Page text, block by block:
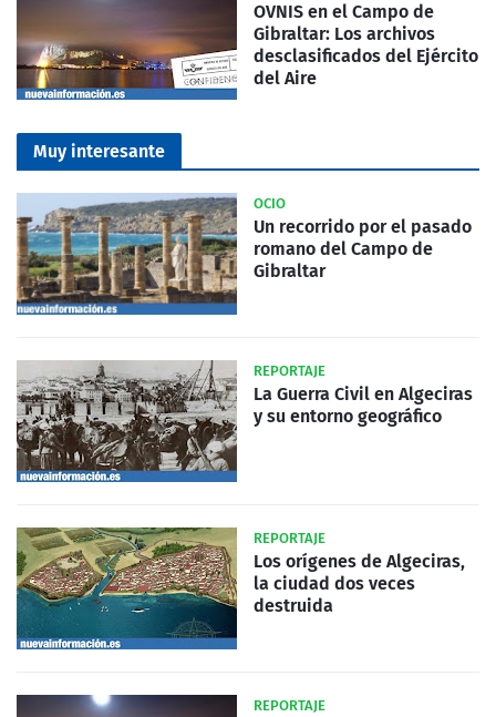
OVNIS en el Campo de
Gibraltar: Los archivos
desclasificados del Ejército
del Aire
Muy interesante
OCIO
Un recorrido por el pasado
romano del Campo de
Gibraltar
REPORTAJE
La Guerra Civil en Algeciras
y su entorno geográfico
REPORTAJE
Los orígenes de Algeciras,
la ciudad dos veces
destruida
REPORTAJE